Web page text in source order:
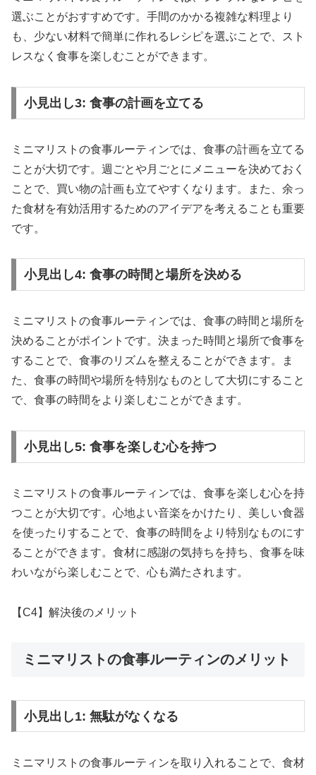
選ぶことがおすすめです。手間のかかる複雑な料理より
も、少ない材料で簡単に作れるレシピを選ぶことで、スト
レスなく食事を楽しむことができます。
小見出し3: 食事の計画を立てる
ミニマリストの食事ルーティンでは、食事の計画を立てる
ことが大切です。週ごとや月ごとにメニューを決めておく
ことで、買い物の計画も立てやすくなります。また、余っ
た食材を有効活用するためのアイデアを考えることも重要
です。
小見出し4: 食事の時間と場所を決める
ミニマリストの食事ルーティンでは、食事の時間と場所を
決めることがポイントです。決まった時間と場所で食事を
することで、食事のリズムを整えることができます。ま
た、食事の時間や場所を特別なものとして大切にすること
で、食事の時間をより楽しむことができます。
小見出し5: 食事を楽しむ心を持つ
ミニマリストの食事ルーティンでは、食事を楽しむ心を持
つことが大切です。心地よい音楽をかけたり、美しい食器
を使ったりすることで、食事の時間をより特別なものにす
ることができます。食材に感謝の気持ちを持ち、食事を味
わいながら楽しむことで、心も満たされます。
【C4】解決後のメリット
ミニマリストの食事ルーティンのメリット
小見出し1: 無駄がなくなる
ミニマリストの食事ルーティンを取り入れることで、食材